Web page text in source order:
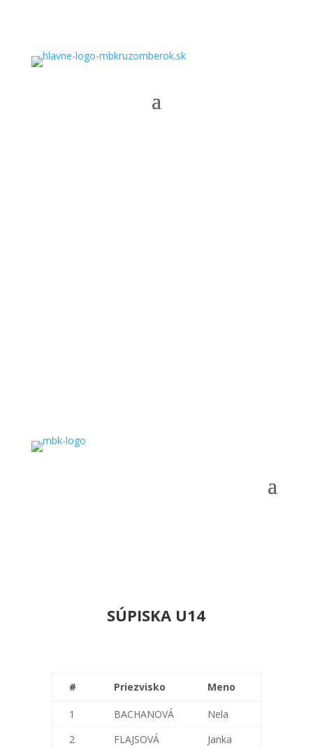
SÚPISKA U14
# Priezvisko Meno
1 BACHANOVÁ
Nela
2
FLAJSOVÁ
Janka